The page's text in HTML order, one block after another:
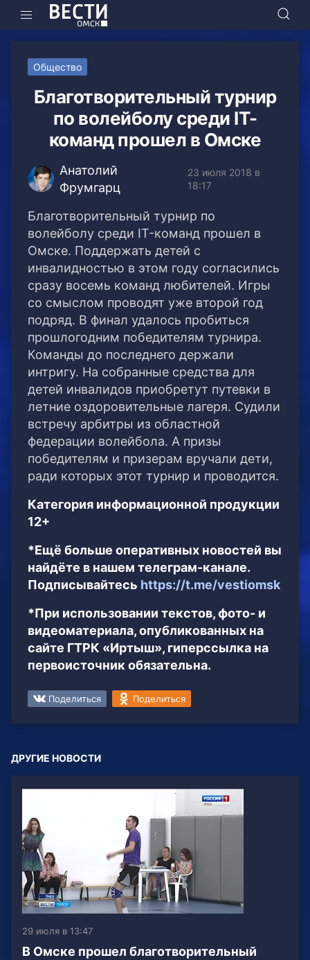
Общество
Благотворительный турнир
по волейболу среди IT-
команд прошел в Омске
Анатолий
Фрумгарц
23 июля 2018 в
18:17
Благотворительный турнир по
волейболу среди IT-команд прошел в
Омске. Поддержать детей с
инвалидностью в этом году согласились
сразу восемь команд любителей. Игры
со смыслом проводят уже второй год
подряд. В финал удалось пробиться
прошлогодним победителям турнира.
Команды до последнего держали
интригу. На собранные средства для
детей инвалидов приобретут путевки в
летние оздоровительные лагеря. Судили
встречу арбитры из областной
федерации волейбола. А призы
победителям и призерам вручали дети,
ради которых этот турнир и проводится.
Категория информационной продукции
12+
*Ещё больше оперативных новостей вы
найдёте в нашем телеграм-канале.
Подписывайтесь https://t.me/vestiomsk
*При использовании текстов, фото- и
видеоматериала, опубликованных на
сайте ГТРК «Иртыш», гиперссылка на
первоисточник обязательна.
Поделиться Поделиться
ДРУГИЕ НОВОСТИ
29 июля в 13:47
В Омске прошел благотворительный